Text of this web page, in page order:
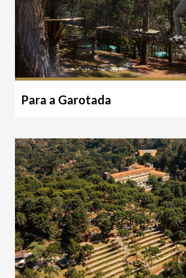
Para a Garotada